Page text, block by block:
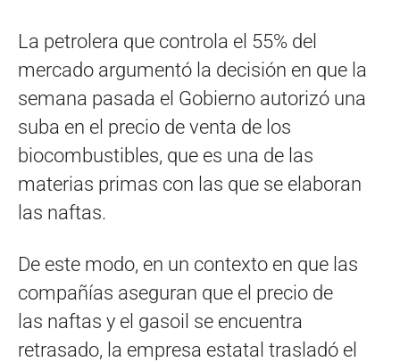
La petrolera que controla el 55% del
mercado argumentó la decisión en que la
semana pasada el Gobierno autorizó una
suba en el precio de venta de los
biocombustibles, que es una de las
materias primas con las que se elaboran
las naftas.
De este modo, en un contexto en que las
compañías aseguran que el precio de
las naftas y el gasoil se encuentra
retrasado, la empresa estatal trasladó el